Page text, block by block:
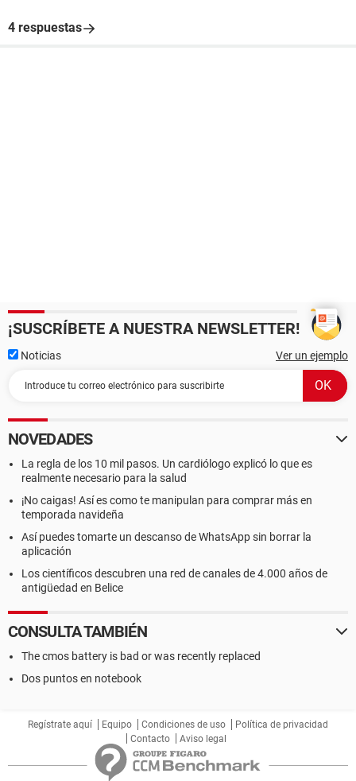
4 respuestas
¡SUSCRÍBETE A NUESTRA NEWSLETTER!
Noticias Ver un ejemplo
NOVEDADES
La regla de los 10 mil pasos. Un cardiólogo explicó lo que es
realmente necesario para la salud
¡No caigas! Así es como te manipulan para comprar más en
temporada navideña
Así puedes tomarte un descanso de WhatsApp sin borrar la
aplicación
Los científicos descubren una red de canales de 4.000 años de
antigüedad en Belice
CONSULTA TAMBIÉN
The cmos battery is bad or was recently replaced
Dos puntos en notebook
Regístrate aquí Equipo Condiciones de uso
Política de privacidad
Contacto
Aviso legal